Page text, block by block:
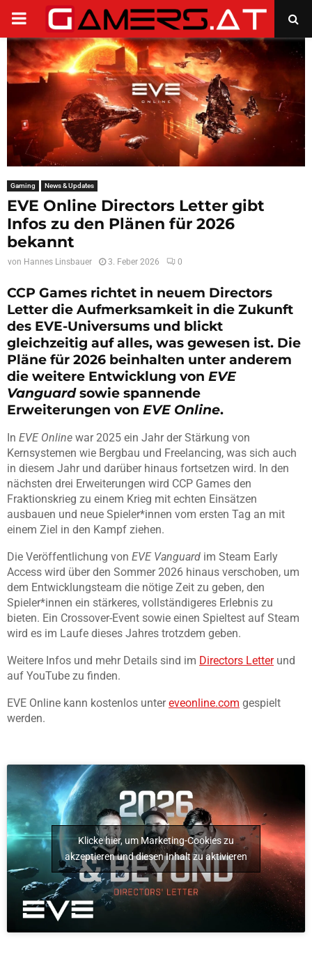
PRIMARY
MENU
Gaming News & Updates
EVE Online Directors Letter gibt
Infos zu den Plänen für 2026
bekannt
von Hannes Linsbauer 3. Feber 2026 0
CCP Games richtet in neuem Directors
Letter die Aufmerksamkeit in die Zukunft
des EVE-Universums und blickt
gleichzeitig auf alles, was gewesen ist. Die
Pläne für 2026 beinhalten unter anderem
die weitere Entwicklung von EVE
Vanguardsowie spannende
Erweiterungen von EVE Online.
In EVE Online war 2025 ein Jahr der Stärkung von
Kernsystemen wie Bergbau und Freelancing, was sich auch
in diesem Jahr und darüber hinaus fortsetzen wird. In den
nächsten drei Erweiterungen wird CCP Games den
Fraktionskrieg zu einem Krieg mit echten Einsätzen
ausbauen und neue Spieler*innen vom ersten Tag an mit
einem Ziel in den Kampf ziehen.
Die Veröffentlichung von EVE Vanguard im Steam Early
Access wird über den Sommer 2026 hinaus verschoben, um
dem Entwicklungsteam die nötige Zeit zu geben, den
Spieler*innen ein stärkeres, vollständigeres Erlebnis zu
bieten. Ein Crossover-Event sowie einen Spieltest auf Steam
wird es im Laufe dieses Jahres trotzdem geben.
Weitere Infos und mehr Details sind im Directors Letterund
auf YouTube zu finden.
EVE Online kann kostenlos untereveonline.com gespielt
werden.
Klicke hier, um Marketing-Cookies zu
akzeptieren und diesen Inhalt zu aktivieren